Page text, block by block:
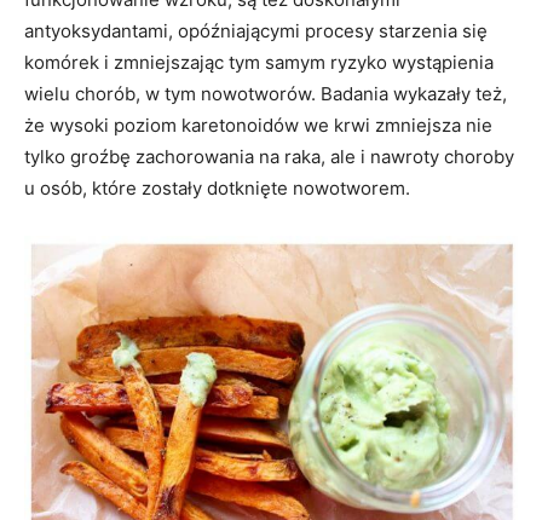
antyoksydantami, opóźniającymi procesy starzenia się
komórek i zmniejszając tym samym ryzyko wystąpienia
wielu chorób, w tym nowotworów. Badania wykazały też,
że wysoki poziom karetonoidów we krwi zmniejsza nie
tylko groźbę zachorowania na raka, ale i nawroty choroby
u osób, które zostały dotknięte nowotworem.